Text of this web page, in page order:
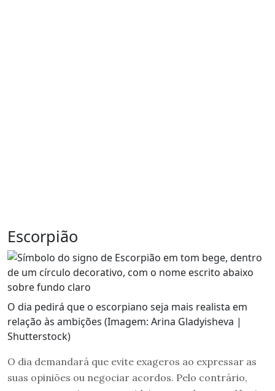
Escorpião
O dia pedirá que o escorpiano seja mais realista em
relação às ambições (Imagem: Arina Gladyisheva |
Shutterstock)
O dia demandará que evite exageros ao expressar as
suas opiniões ou negociar acordos. Pelo contrário,